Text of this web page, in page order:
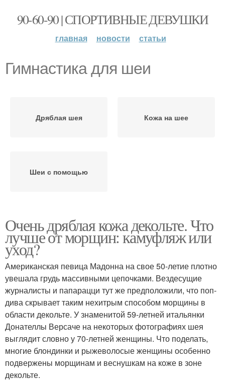
90-60-90 | СПОРТИВНЫЕ ДЕВУШКИ
главная новости статьи
Гимнастика для шеи
Дряблая шея Кожа на шее
Шеи с помощью
Очень дряблая кожа декольте. Что
лучше от морщин: камуфляж или
уход?
Американская певица Мадонна на свое 50-летие плотно
увешала грудь массивными цепочками. Вездесущие
журналисты и папарацци тут же предположили, что поп-
дива скрывает таким нехитрым способом морщины в
области декольте. У знаменитой 59-летней итальянки
Донателлы Версаче на некоторых фотографиях шея
выглядит словно у 70-летней женщины. Что поделать,
многие блондинки и рыжеволосые женщины особенно
подвержены морщинам и веснушкам на коже в зоне
декольте.